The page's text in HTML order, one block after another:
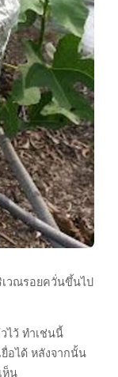
เวณรอยควั่นขึ้นไป
ไว้ ทำเช่นนี้
อได้ หลังจากนั้น
ห็น